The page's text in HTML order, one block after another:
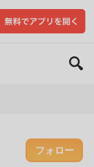
フォロー